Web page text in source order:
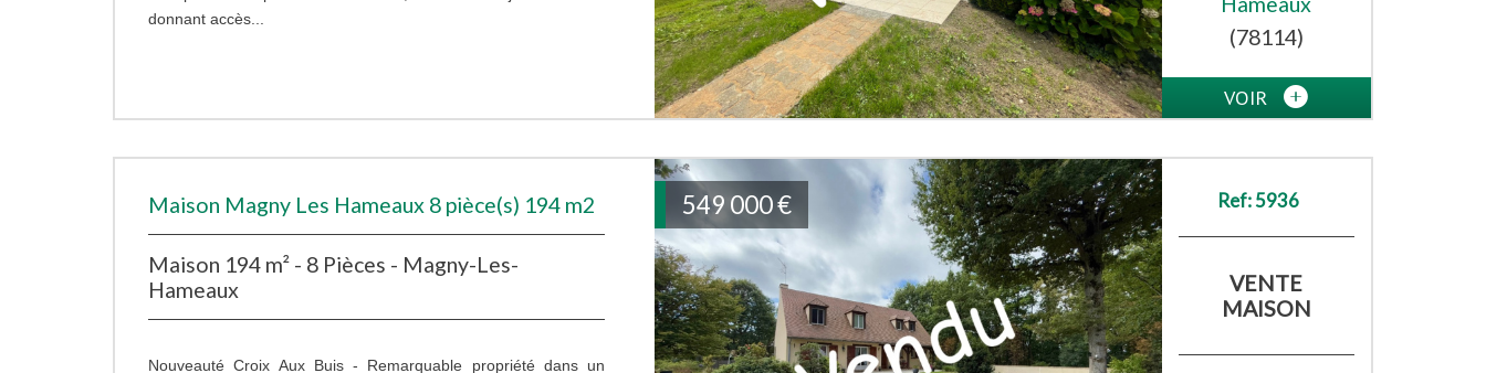
donnant accès...
(78114)
VOIR
549 000€
Maison Magny Les Hameaux 8 pièce(s) 194 m2
Maison 194 m² - 8 Pièces - Magny-Les-
Hameaux
Nouveauté Croix Aux Buis - Remarquable propriété dans un
Ref: 5936
VENTE
MAISON